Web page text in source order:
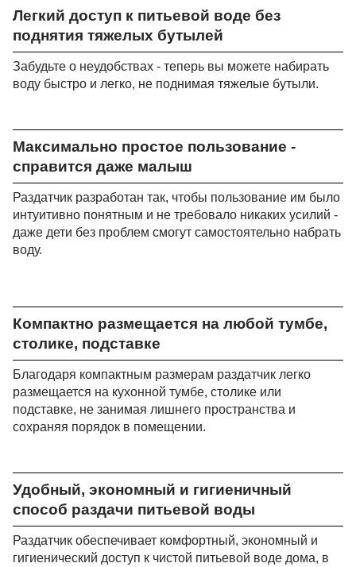
Легкий доступ к питьевой воде без
поднятия тяжелых бутылей
Забудьте о неудобствах - теперь вы можете набирать
воду быстро и легко, не поднимая тяжелые бутыли.
Максимально простое пользование -
справится даже малыш
Раздатчик разработан так, чтобы пользование им было
интуитивно понятным и не требовало никаких усилий -
даже дети без проблем смогут самостоятельно набрать
воду.
Компактно размещается на любой тумбе,
столике, подставке
Благодаря компактным размерам раздатчик легко
размещается на кухонной тумбе, столике или
подставке, не занимая лишнего пространства и
сохраняя порядок в помещении.
Удобный, экономный и гигиеничный
способ раздачи питьевой воды
Раздатчик обеспечивает комфортный, экономный и
гигиенический доступ к чистой питьевой воде дома, в